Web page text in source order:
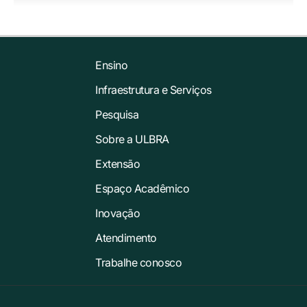
Ensino
Infraestrutura e Serviços
Pesquisa
Sobre a ULBRA
Extensão
Espaço Acadêmico
Inovação
Atendimento
Trabalhe conosco